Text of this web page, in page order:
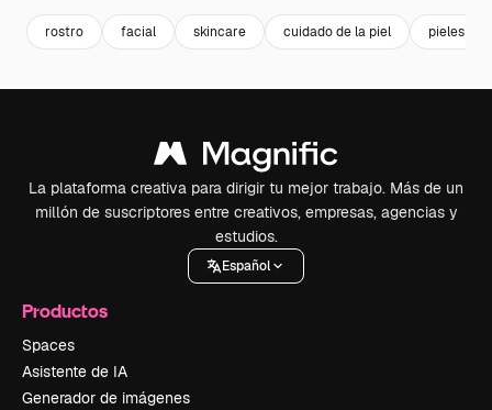
rostro facial skincare cuidado de la piel pieles
La plataforma creativa para dirigir tu mejor trabajo. Más de un
millón de suscriptores entre creativos, empresas, agencias y
estudios.
Español
Productos
Spaces
Asistente de IA
Generador de imágenes